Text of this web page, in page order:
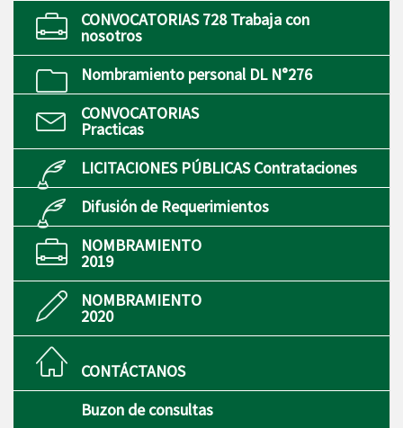
CONVOCATORIAS 728 Trabaja con
nosotros
Nombramiento personal DL N°276
CONVOCATORIAS
Practicas
LICITACIONES PÚBLICAS Contrataciones
Difusión de Requerimientos
NOMBRAMIENTO
2019
NOMBRAMIENTO
2020
CONTÁCTANOS
Buzon de consultas